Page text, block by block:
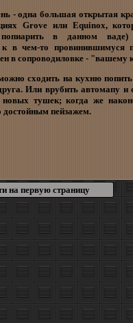
- одна большая открытая
Grove или Equinox,
в данном
в чем-то провинившимуся
в сопроводиловке - "вашему
сходить на кухню
Или врубить автомапу и
тушек; когда же
достойным пейзажем.